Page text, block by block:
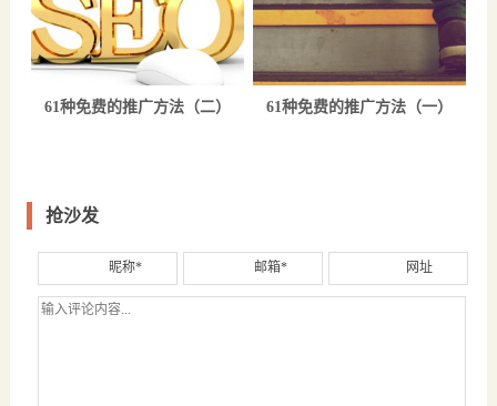
61种免费的推广方法（二） 61种免费的推广方法（一）
抢沙发
昵称* 邮箱* 网址